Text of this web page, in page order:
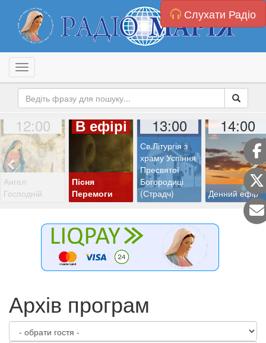
Слухати Радіо
Toggle navigation
12:00
Ангел
Господній
В ефірі
Пісня
Перемоги
13:00
Св.Літургія з
храму Успіння
Пресвятої
Богородиці
(Страдч)
14:00
Денний ефір
Архів програм